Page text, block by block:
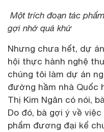
Một trích đoạn tác
gợi nhớ quá khứ
Nhưng chưa hết, dự
hội thực hành nghệ
chúng tôi làm dự án
đường hầm nhà Quốc
Thị Kim Ngân có nói,
Do đó, bà gợi ý về
phẩm đương đại kể